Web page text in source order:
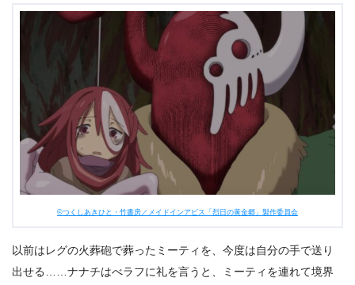
©つくしあきひと・竹書房／メイドインアビス「烈日の黄金郷」製作委員会
以前はレグの火葬砲で葬ったミーティを、今度は自分の手で送り
出せる……ナナチはべラフに礼を言うと、ミーティを連れて境界